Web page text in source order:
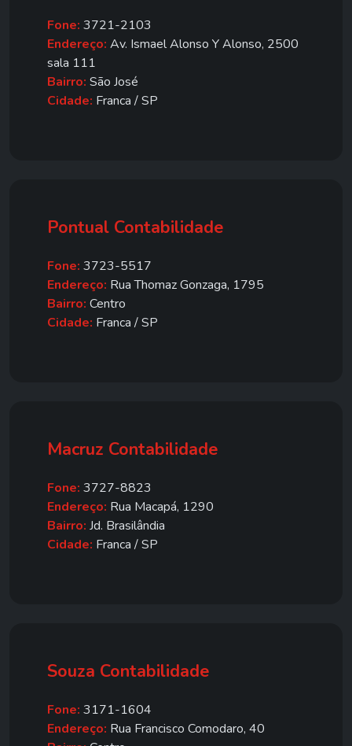
Fone: 3721-2103
Endereço: Av. Ismael Alonso Y Alonso, 2500
sala 111
Bairro: São José
Cidade: Franca / SP
Pontual Contabilidade
Fone: 3723-5517
Endereço: Rua Thomaz Gonzaga, 1795
Bairro: Centro
Cidade: Franca / SP
Macruz Contabilidade
Fone: 3727-8823
Endereço: Rua Macapá, 1290
Bairro: Jd. Brasilândia
Cidade: Franca / SP
Souza Contabilidade
Fone: 3171-1604
Endereço: Rua Francisco Comodaro, 40